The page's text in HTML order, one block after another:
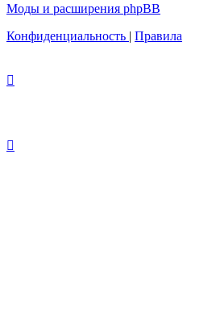
Моды и расширения phpBB
Конфиденциальность | Правила